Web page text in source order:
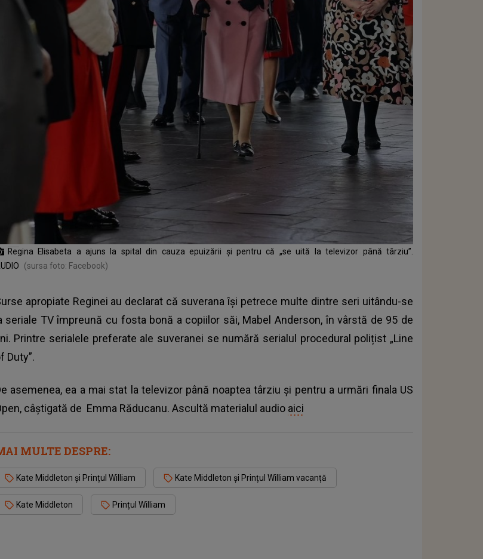
Regina Elisabeta a ajuns la spital din cauza epuizării și pentru că „se uită la televizor până târziu”.
(sursa foto: Facebook)
apropiate Reginei au declarat că suverana își petrece multe dintre seri uitându-se
seriale TV împreună cu fosta bonă a copiilor săi, Mabel Anderson, în vârstă de 95 de
Printre serialele preferate ale suveranei se numără serialul procedural polițist „Line
Duty”.
asemenea, ea a mai stat la televizor până noaptea târziu și pentru a urmări finala US
câștigată de Emma Răducanu. Ascultă materialul audio aici
MULTE DESPRE:
Kate Middleton și Prințul William Kate Middleton și Prințul William vacanță
Kate Middleton Prințul William